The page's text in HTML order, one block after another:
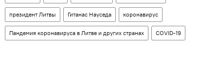
президент Литвы Гитанас Науседа коронавирус
Пандемия коронавируса в Литве и других странах COVID-19